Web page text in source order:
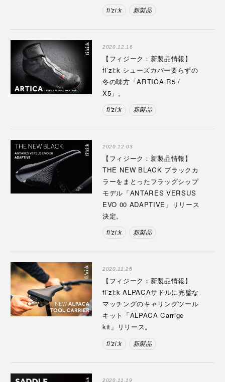
fi'zi:k 新製品
2020.12.16
【フィジーク：新製品情報】
fi’zi:k シューズカバー要らずの
冬の味方「ARTICA R5 /
X5」。
fi'zi:k 新製品
2020.12.03
【フィジーク：新製品情報】
THE NEW BLACK ブラックカ
ラーをまとったフラッグシップ
モデル「ANTARES VERSUS
EVO 00 ADAPTIVE」リリース
決定。
fi'zi:k 新製品
2020.11.26
【フィジーク：新製品情報】
fi’zi:k ALPACAサドルに完璧な
マッチングのキャリングツール
キット「ALPACA Carrige
kit」リリース。
fi'zi:k 新製品
2020.11.19